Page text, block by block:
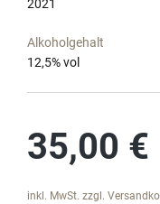
2021
Alkoholgehalt
12,5% vol
35,00 €
inkl. MwSt. zzgl.